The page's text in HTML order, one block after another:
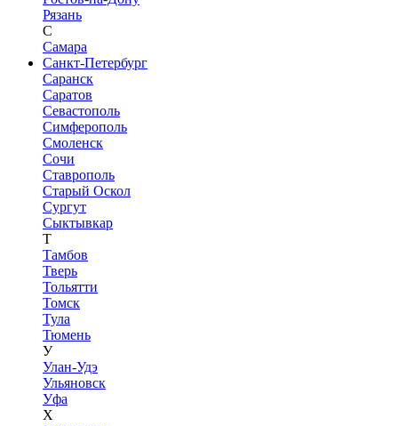
Рязань
С
Самара
Санкт-Петербург
Саранск
Саратов
Севастополь
Симферополь
Смоленск
Сочи
Ставрополь
Старый Оскол
Сургут
Сыктывкар
Т
Тамбов
Тверь
Тольятти
Томск
Тула
Тюмень
У
Улан-Удэ
Ульяновск
Уфа
Х